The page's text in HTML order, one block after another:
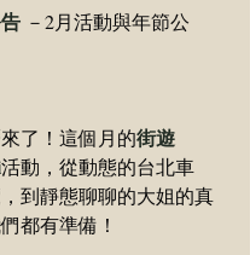
－2月活動與年節公
了！這個月的街遊
活動，從動態的台北車
到靜態聊聊的大姐的真
都有準備！